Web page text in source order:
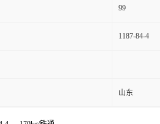
99
1187-84-4
山东